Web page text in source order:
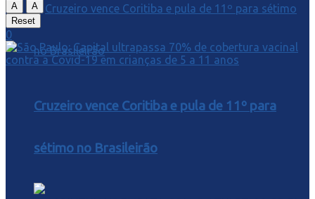
Cruzeiro vence Coritiba e pula de 11º para
sétimo no Brasileirão
A
A
Reset
0